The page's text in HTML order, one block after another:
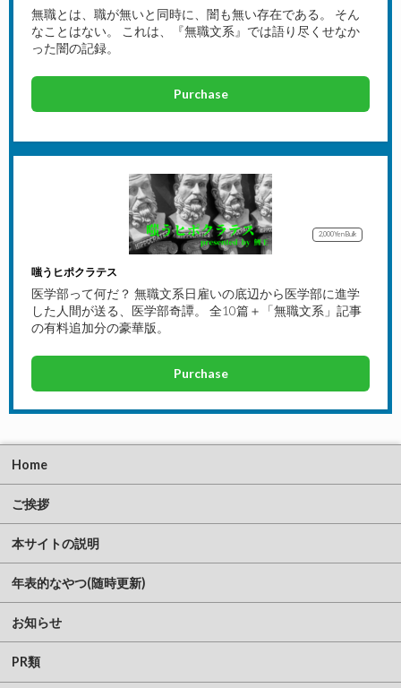
無職とは、職が無いと同時に、闇も無い存在である。 そん
なことはない。 これは、『無職文系』では語り尽くせなか
った闇の記録。
Purchase
2,000YenBulk
嗤うヒポクラテス
医学部って何だ？ 無職文系日雇いの底辺から医学部に進学
した人間が送る、医学部奇譚。 全10篇＋「無職文系」記事
の有料追加分の豪華版。
Purchase
Home
ご挨拶
本サイトの説明
年表的なやつ(随時更新)
お知らせ
PR類